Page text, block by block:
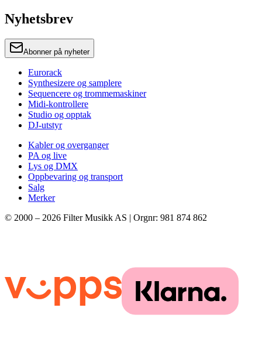
Nyhetsbrev
Abonner på nyheter
Eurorack
Synthesizere og samplere
Sequencere og trommemaskiner
Midi-kontrollere
Studio og opptak
DJ-utstyr
Kabler og overganger
PA og live
Lys og DMX
Oppbevaring og transport
Salg
Merker
© 2000 – 2026 Filter Musikk AS | Orgnr: 981 874 862